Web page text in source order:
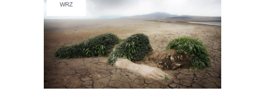
WRZ